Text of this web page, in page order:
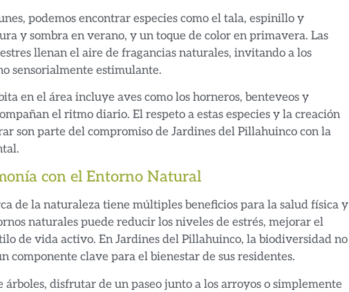
podemos encontrar especies como el tala, espinillo y
y sombra en verano, y un toque de color en primavera. Las
llenan el aire de fragancias naturales, invitando a los
sensorialmente estimulante.
en el área incluye aves como los horneros, benteveos y
el ritmo diario. El respeto a estas especies y la creación
son parte del compromiso de Jardines del Pillahuinco con la
con el Entorno Natural
de la naturaleza tiene múltiples beneficios para la salud física y
naturales puede reducir los niveles de estrés, mejorar el
de vida activo. En Jardines del Pillahuinco, la biodiversidad no
componente clave para el bienestar de sus residentes.
árboles, disfrutar de un paseo junto a los arroyos o simplemente